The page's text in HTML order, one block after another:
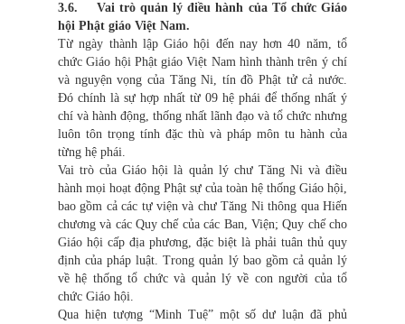
3.6. Vai trò quản lý điều hành của Tổ chức Giáo
hội Phật giáo Việt Nam.
Từ ngày thành lập Giáo hội đến nay hơn 40 năm, tổ
chức Giáo hội Phật giáo Việt Nam hình thành trên ý chí
và nguyện vọng của Tăng Ni, tín đồ Phật tử cả nước.
Đó chính là sự hợp nhất từ 09 hệ phái để thống nhất ý
chí và hành động, thống nhất lãnh đạo và tổ chức nhưng
luôn tôn trọng tính đặc thù và pháp môn tu hành của
từng hệ phái.
Vai trò của Giáo hội là quản lý chư Tăng Ni và điều
hành mọi hoạt động Phật sự của toàn hệ thống Giáo hội,
bao gồm cả các tự viện và chư Tăng Ni thông qua Hiến
chương và các Quy chế của các Ban, Viện; Quy chế cho
Giáo hội cấp địa phương, đặc biệt là phải tuân thủ quy
định của pháp luật. Trong quản lý bao gồm cả quản lý
về hệ thống tổ chức và quản lý về con người của tổ
chức Giáo hội.
Qua hiện tượng “Minh Tuệ” một số dư luận đã phủ